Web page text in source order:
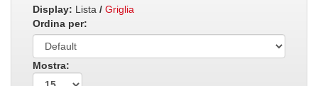
Display: Lista / Griglia
Ordina per:
Mostra: